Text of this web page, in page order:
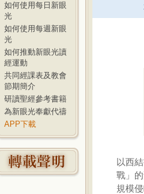
如何使用每日新眼
光
如何使用每週新眼
光
如何推動新眼光讀
經運動
共同經課表及教會
節期簡介
研讀聖經參考書籍
為新眼光奉獻代禱
APP下載
以西
戰」
規模